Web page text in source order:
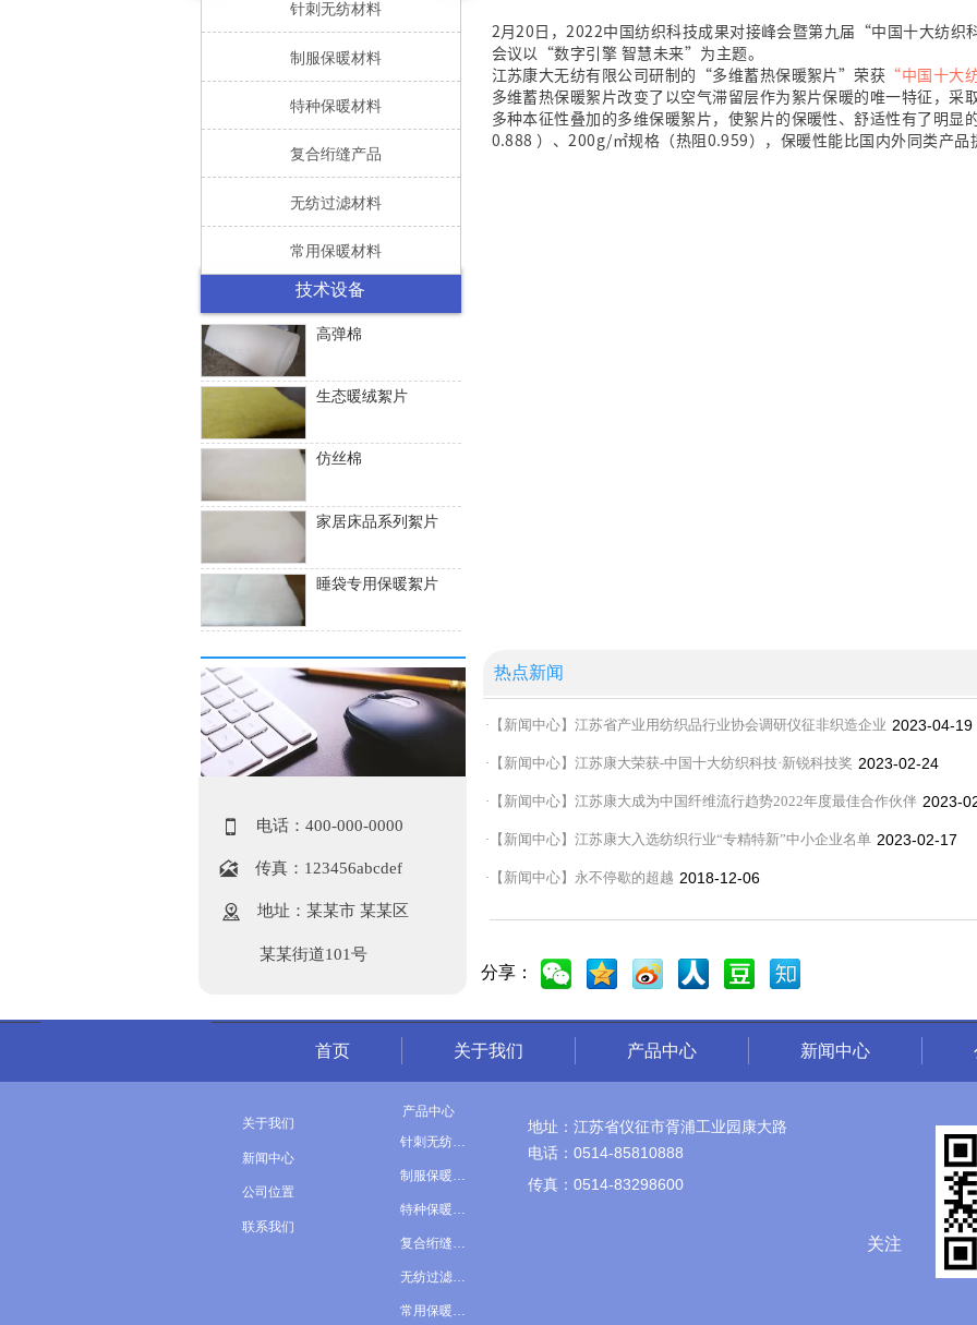
首页 关于我们 产品中心 新闻中心
关注
地址： 江苏省仪征市胥浦工业园康大路
电话： 0514-85810888
传真： 0514-83298600
关于我们
新闻中心
公司位置
联系我们
针刺无纺材料
制服保暖材料
特种保暖材料
复合绗缝产品
无纺过滤材料
常用保暖材料
产品中心
分享：
2月20日，2022中国纺织科技成果对接峰会暨第九届“中国十大纺
会议以“数字引擎 智慧未来”为主题。
江苏康大无纺有限公司研制的“多维蓄热保暖絮片”荣获 “中国十大
多维蓄热保暖絮片改变了以空气滞留层作为絮片保暖的唯一特征，采
多种本征性叠加的多维保暖絮片，使絮片的保暖性、舒适性有了明
0.888 ）、200g/㎡规格（热阻0.959），保暖性能比国内外同类产
热点新闻
· 【 新闻中心】 江苏省产业用纺织品行业协会调研仪征非织造企业 2023-04-19
· 【 新闻中心】 江苏康大荣获-中国十大纺织科技·新锐科技奖 2023-02-24
· 【 新闻中心】 江苏康大成为中国纤维流行趋势2022年度最佳合作伙伴 2023-
· 【 新闻中心】 江苏康大入选纺织行业“专精特新”中小企业名单 2023-02-17
· 【 新闻中心】 永不停歇的超越 2018-12-06
 地址：某某市 某某区
针刺无纺材料
制服保暖材料
特种保暖材料
复合绗缝产品
无纺过滤材料
常用保暖材料
技术设备
高弹棉
生态暖绒絮片
仿丝棉
家居床品系列絮片
睡袋专用保暖絮片
 电话：400-000-0000
 传真：123456abcdef
某某街道101号